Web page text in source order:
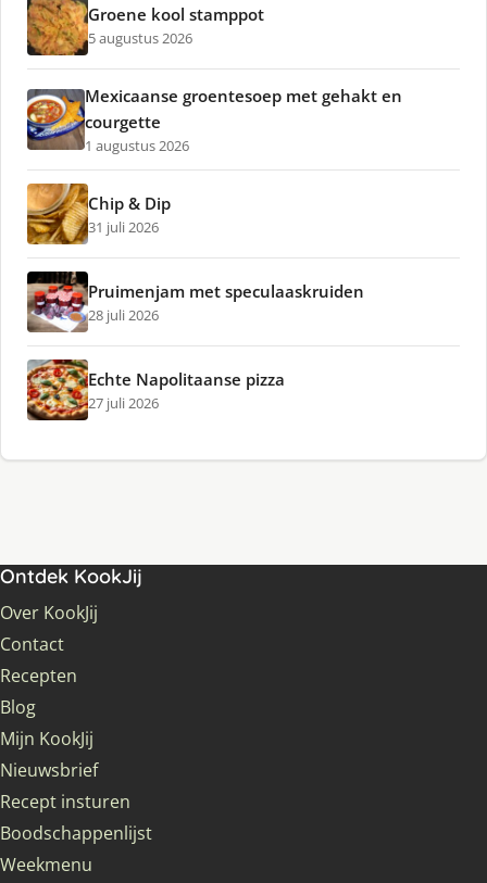
Groene kool stamppot
5 augustus 2026
Mexicaanse groentesoep met gehakt en
courgette
1 augustus 2026
Chip & Dip
31 juli 2026
Pruimenjam met speculaaskruiden
28 juli 2026
Echte Napolitaanse pizza
27 juli 2026
Ontdek KookJij
Over KookJij
Contact
Recepten
Blog
Mijn KookJij
Nieuwsbrief
Recept insturen
Boodschappenlijst
Weekmenu